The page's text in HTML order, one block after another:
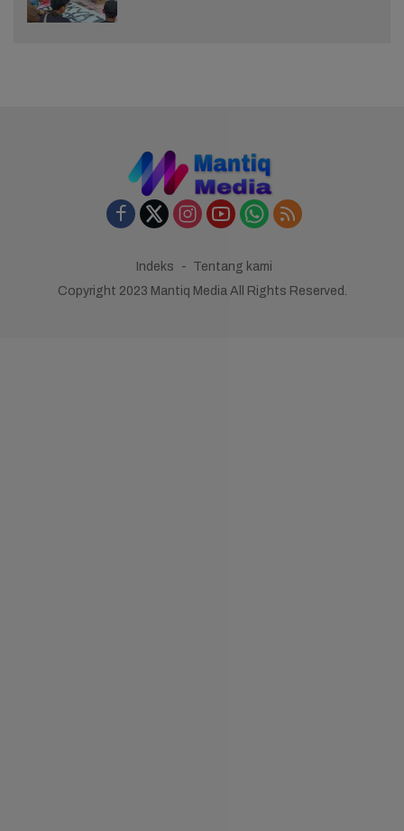
Indeks
Tentang kami
Copyright 2023 Mantiq Media All Rights Reserved.